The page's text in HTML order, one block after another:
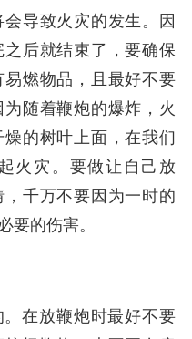
导致火灾的发生。因
后就结束了，要确保
燃物品，且最好不要
随着鞭炮的爆炸，火
的树叶上面，在我们
火灾。要做让自己放
千万不要因为一时的
要的伤害。
在放鞭炮时最好不要